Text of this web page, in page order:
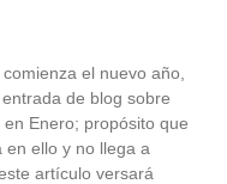
el nuevo año,
de blog sobre
Enero; propósito que
en ello y no llega a
artículo versará